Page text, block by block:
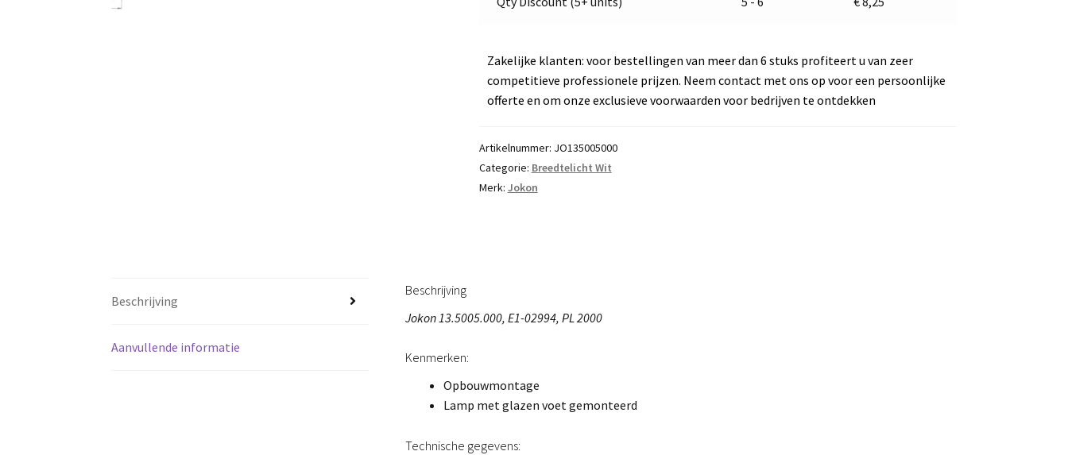
Zakelijke klanten: voor bestellingen van meer dan 6 stuks profiteert u van zeer
competitieve professionele prijzen. Neem contact met ons op voor een persoonlijke
offerte en om onze exclusieve voorwaarden voor bedrijven te ontdekken
Artikelnummer: JO135005000
Categorie: Breedtelicht Wit
Merk: Jokon
Beschrijving
Aanvullende informatie
Beschrijving
Jokon 13.5005.000, E1-02994, PL 2000
Kenmerken:
Opbouwmontage
Lamp met glazen voet gemonteerd
Technische gegevens: